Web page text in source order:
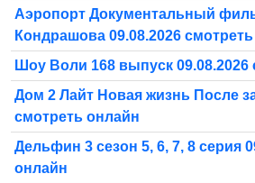
Аэропорт Документальный
Кондрашова 09.08.2026
Шоу Воли 168 выпуск 09.08.2026
Дом 2 Лайт Новая жизнь После
смотреть онлайн
Дельфин 3 сезон 5, 6, 7, 8 серия
онлайн